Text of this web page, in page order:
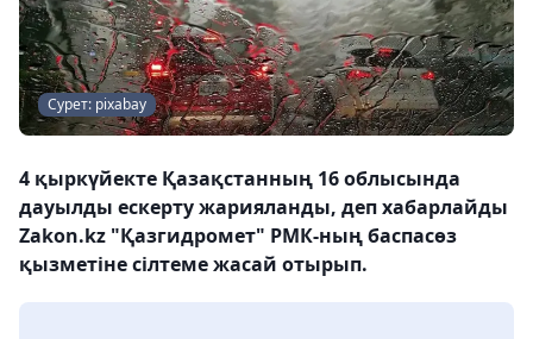
Сурет: pixabay
4 қыркүйекте Қазақстанның 16 облысында
дауылды ескерту жарияланды, деп хабарлайды
Zakon.kz "Қазгидромет" РМК-ның баспасөз
қызметіне сілтеме жасай отырып.